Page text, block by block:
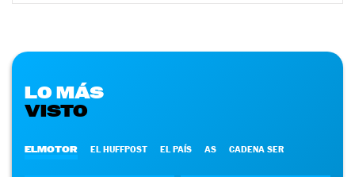
LO MÁS
VISTO
ELMOTOR EL HUFFPOST EL PAÍS AS CADENA SER